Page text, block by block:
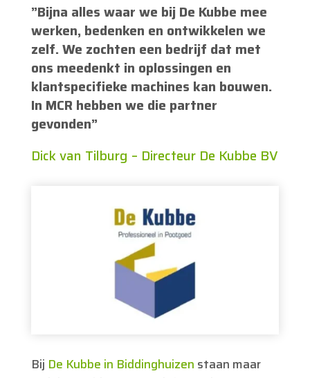
”Bijna alles waar we bij De Kubbe mee
werken, bedenken en ontwikkelen we
zelf. We zochten een bedrijf dat met
ons meedenkt in oplossingen en
klantspecifieke machines kan bouwen.
In MCR hebben we die partner
gevonden”
Dick van Tilburg – Directeur De Kubbe BV
Bij De Kubbe in Biddinghuizen staan maar